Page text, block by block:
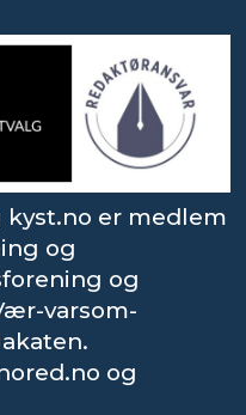
er medlem
og
og
varsom-
og